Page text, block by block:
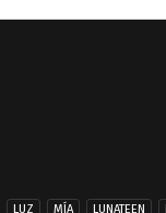
LUZ MÍA LUNATEEN